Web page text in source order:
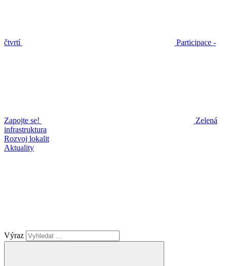
čtvrtí Participace -
Zapojte se!
Zelená
infrastruktura
Rozvoj lokalit
Aktuality
Výraz